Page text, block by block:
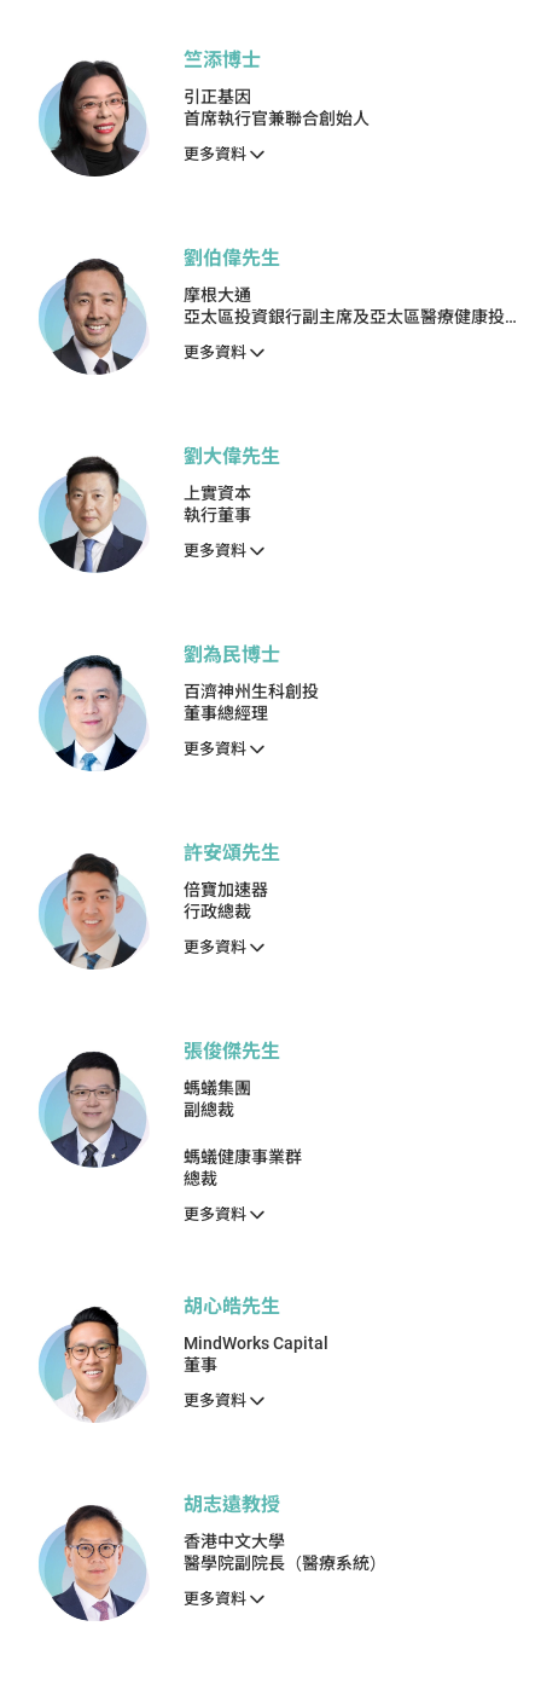
竺添博士
引正基因
首席執行官兼聯合創始人
更多資料
劉伯偉先生
摩根大通
亞太區投資銀行副主席及亞太區醫療健康投資
更多資料
劉大偉先生
上實資本
執行董事
更多資料
劉為民博士
百濟神州生科創投
董事總經理
更多資料
許安頌先生
倍寶加速器
行政總裁
更多資料
張俊傑先生
螞蟻集團
副總裁
螞蟻健康事業群
總裁
更多資料
胡心皓先生
MindWorks Capital
董事
更多資料
胡志遠教授
香港中文大學
醫學院副院長（醫療系統）
更多資料